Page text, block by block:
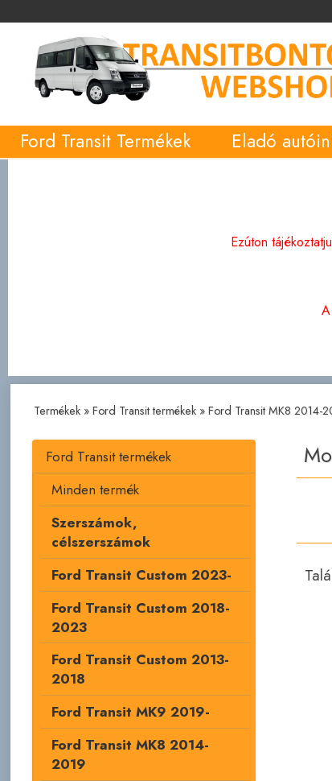
Ford Transit Termékek Eladó
Ezúton
A
Ford Transit termékek
Minden termék
Szerszámok,
célszerszámok
Ford Transit Custom 2023-
Ford Transit Custom 2018-
2023
Ford Transit Custom 2013-
2018
Ford Transit MK9 2019-
Ford Transit MK8 2014-
2019
Termékek» Ford Transit termékek» Ford Transit MK8 2014-